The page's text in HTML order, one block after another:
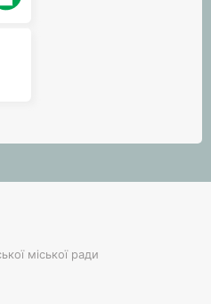
міської ради